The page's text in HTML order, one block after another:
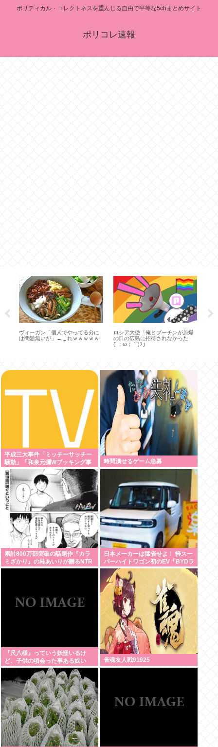
ポリティカル・コレクトネスを重んじる自由で平等な5chまとめサイト
ポリコレ速報
ヴィーガン「個人でやってる分に
は問題無いが」←これｗｗｗｗｗ
ロシア大使「俺とプーチンが原爆
の日の広島に招待されなかった
(´；ω；｀)ﾌ」
平成三大事件「ミッチーサッチー
騒動」「和泉元彌Wブッキング事
件」あとひとつは？
時間潰せるゲーム急募
累計800万部突破の話題作『カラ
ミざかり』の桂あいりが贈るNTR
ラブコメ「グラぱらっ！」、完結
日本メーカーは猛省せよ！ 軽スー
パーハイトワゴン初のEV「BYDラ
ッコ」誕生の衝撃
『尺八様』っていう妖怪いるけ
ど、子供の頃会った事ある奴い
る？？
雀魂友人戦91925